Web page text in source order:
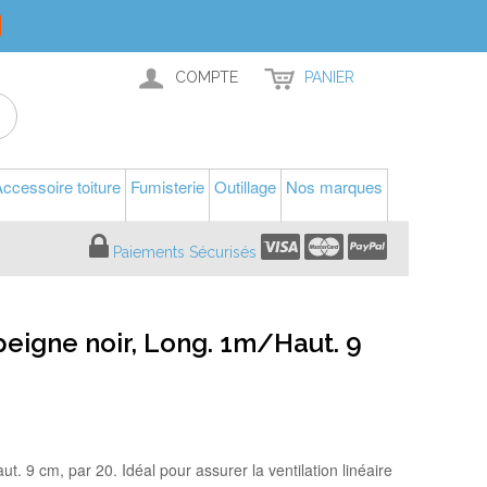
COMPTE PANIER
toiture Fumisterie Outillage Nos marques
Paiements Sécurisés
noir, Long. 1m/Haut. 9
9 cm, par 20. Idéal pour assurer la ventilation linéaire